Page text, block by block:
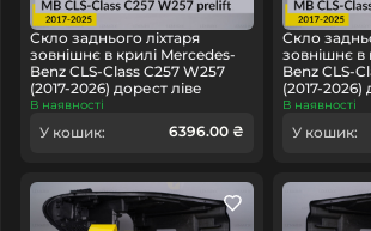
Скло заднього ліхтаря
зовнішнє в крилі Mercedes-
Benz CLS-Class C257 W257
(2017-2026) дорест ліве
В наявності
У кошик: 6396.00 ₴
Скло
зовнішнє в
Benz CLS-
(2017-2026)
В наявності
У кошик: